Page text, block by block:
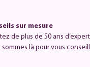
sur mesure
de plus de 50 ans
sommes là pour vous